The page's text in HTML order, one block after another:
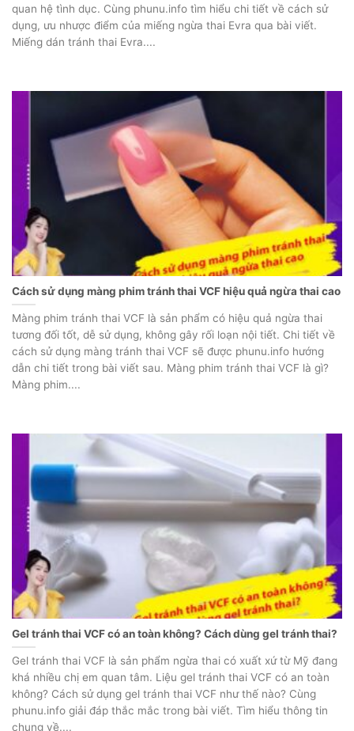
quan hệ tình dục. Cùng phunu.info tìm hiểu chi tiết về cách sử
dụng, ưu nhược điểm của miếng ngừa thai Evra qua bài viết.
Miếng dán tránh thai Evra....
Cách sử dụng màng phim tránh thai VCF hiệu quả ngừa thai cao
Màng phim tránh thai VCF là sản phẩm có hiệu quả ngừa thai
tương đối tốt, dễ sử dụng, không gây rối loạn nội tiết. Chi tiết về
cách sử dụng màng tránh thai VCF sẽ được phunu.info hướng
dẫn chi tiết trong bài viết sau. Màng phim tránh thai VCF là gì?
Màng phim....
Gel tránh thai VCF có an toàn không? Cách dùng gel tránh thai?
Gel tránh thai VCF là sản phẩm ngừa thai có xuất xứ từ Mỹ đang
khá nhiều chị em quan tâm. Liệu gel tránh thai VCF có an toàn
không? Cách sử dụng gel tránh thai VCF như thế nào? Cùng
phunu.info giải đáp thắc mắc trong bài viết. Tìm hiểu thông tin
chung về....